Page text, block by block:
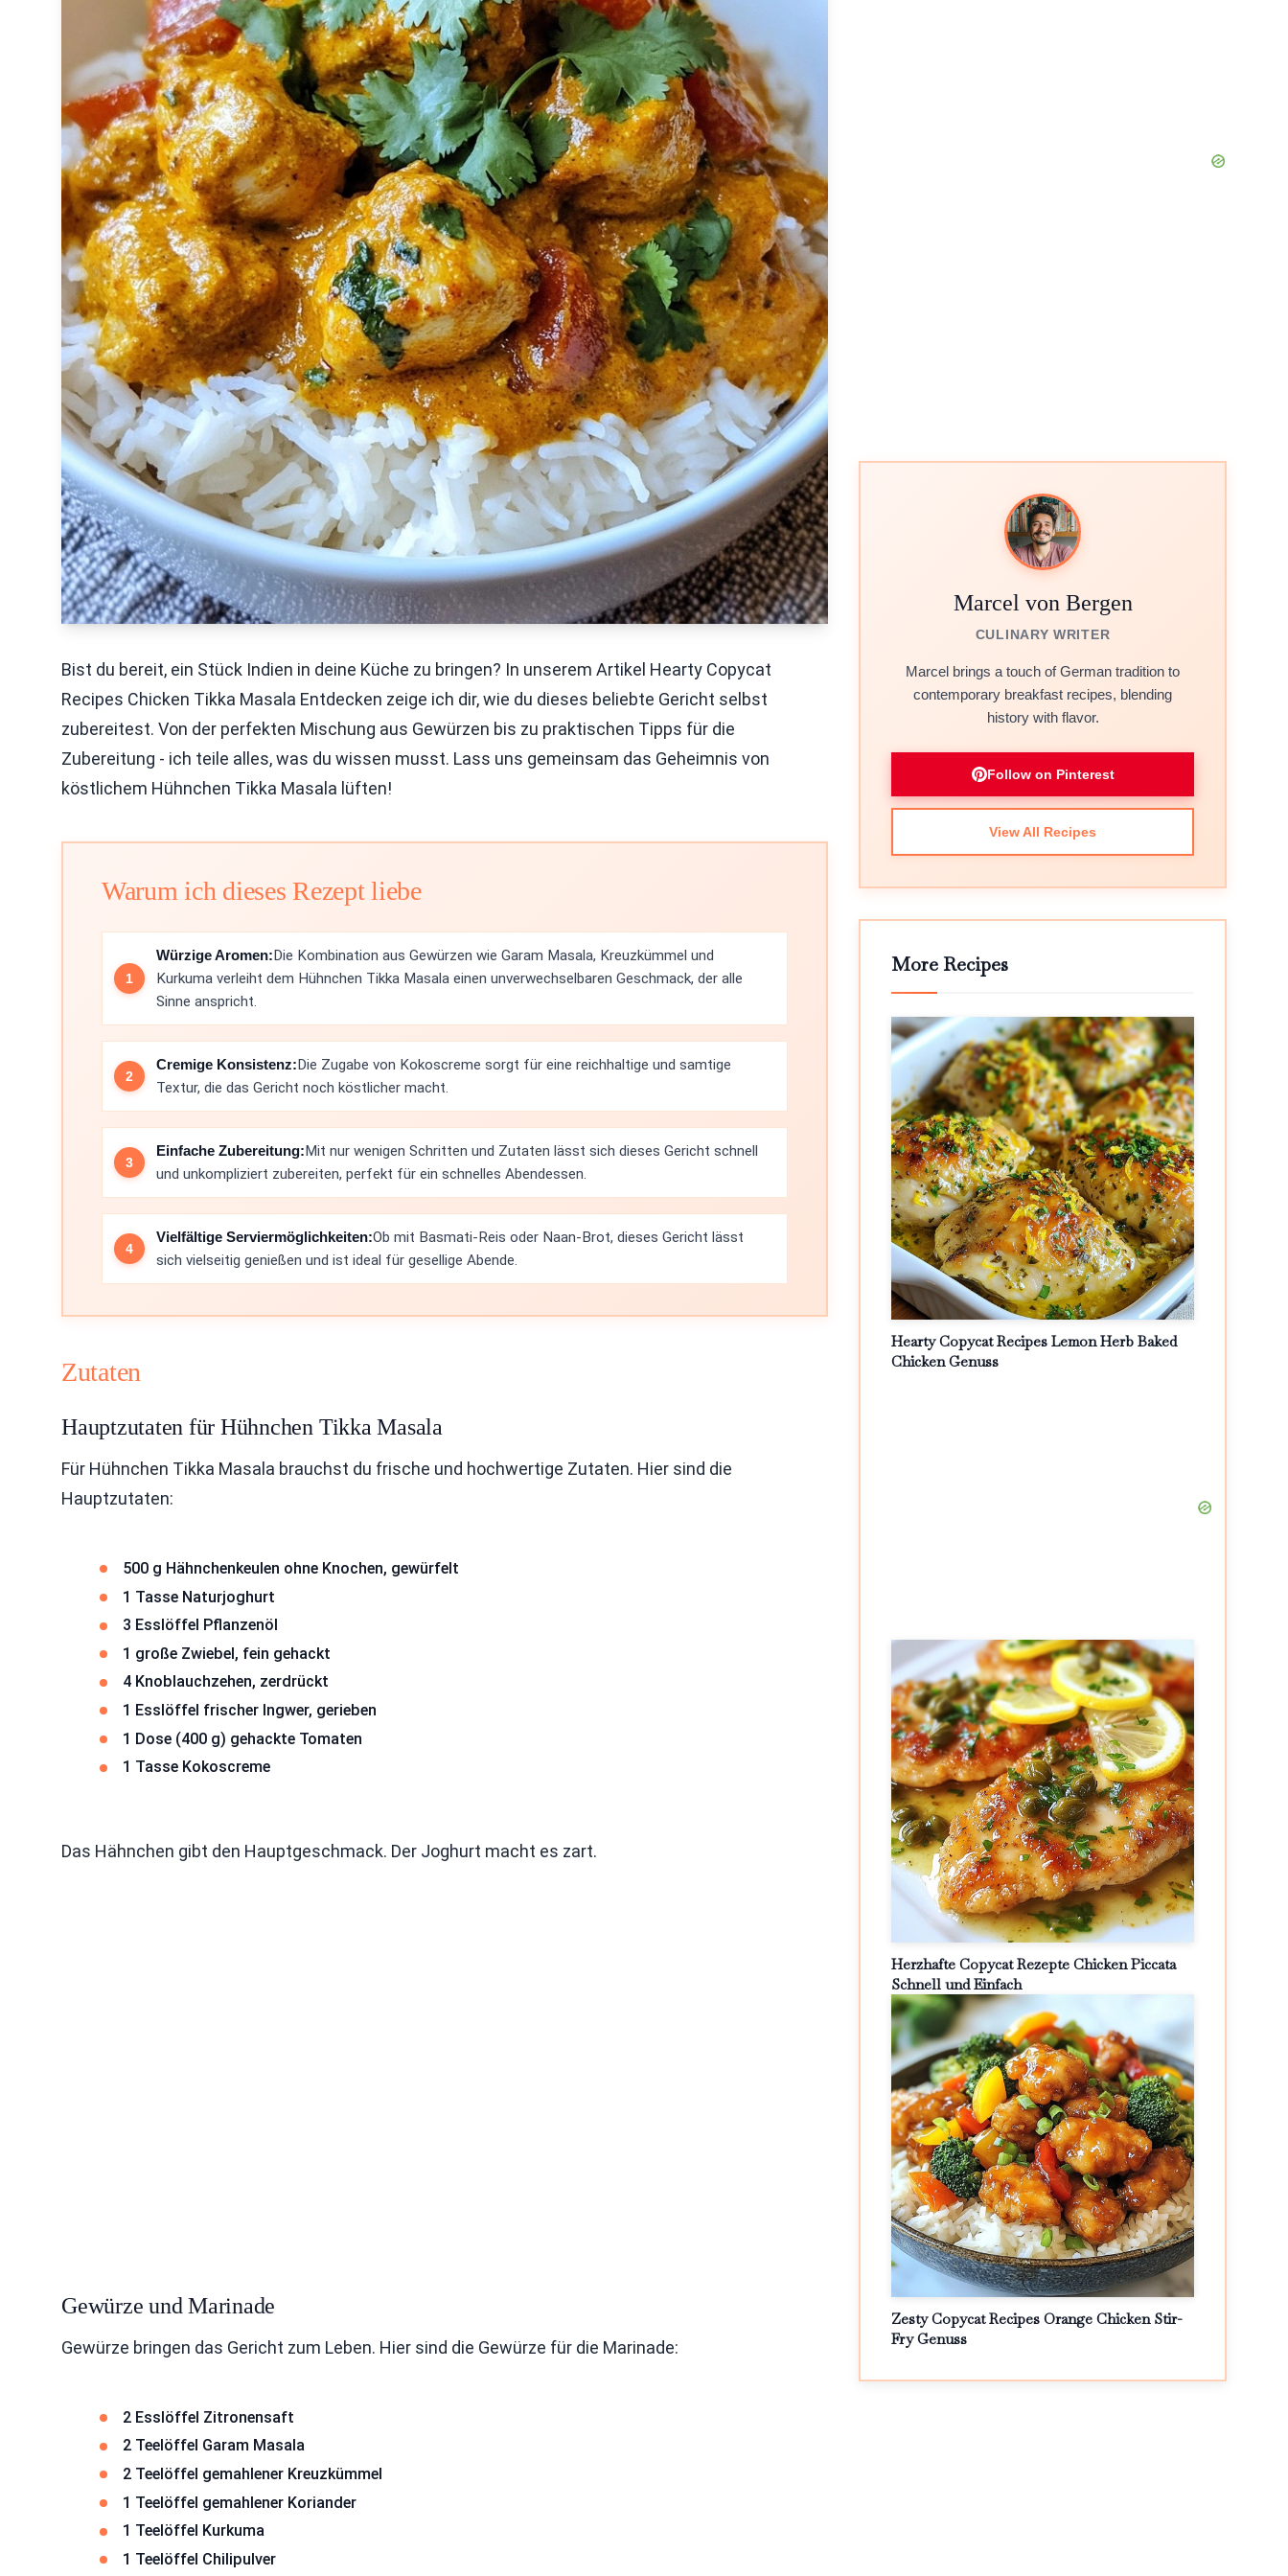
Bist du bereit, ein Stück Indien in deine Küche zu bringen? In unserem Artikel Hearty Copycat
Recipes Chicken Tikka Masala Entdecken zeige ich dir, wie du dieses beliebte Gericht selbst
zubereitest. Von der perfekten Mischung aus Gewürzen bis zu praktischen Tipps für die
Zubereitung - ich teile alles, was du wissen musst. Lass uns gemeinsam das Geheimnis von
köstlichem Hühnchen Tikka Masala lüften!
Warum ich dieses Rezept liebe
Würzige Aromen:Die Kombination aus Gewürzen wie Garam Masala, Kreuzkümmel und
Kurkuma verleiht dem Hühnchen Tikka Masala einen unverwechselbaren Geschmack, der alle
Sinne anspricht.
Cremige Konsistenz:Die Zugabe von Kokoscreme sorgt für eine reichhaltige und samtige
Textur, die das Gericht noch köstlicher macht.
Einfache Zubereitung:Mit nur wenigen Schritten und Zutaten lässt sich dieses Gericht schnell
und unkompliziert zubereiten, perfekt für ein schnelles Abendessen.
Vielfältige Serviermöglichkeiten:Ob mit Basmati-Reis oder Naan-Brot, dieses Gericht lässt
sich vielseitig genießen und ist ideal für gesellige Abende.
Zutaten
Hauptzutaten für Hühnchen Tikka Masala
Für Hühnchen Tikka Masala brauchst du frische und hochwertige Zutaten. Hier sind die
Hauptzutaten:
500 g Hähnchenkeulen ohne Knochen, gewürfelt
1 Tasse Naturjoghurt
3 Esslöffel Pflanzenöl
1 große Zwiebel, fein gehackt
4 Knoblauchzehen, zerdrückt
1 Esslöffel frischer Ingwer, gerieben
1 Dose (400 g) gehackte Tomaten
1 Tasse Kokoscreme
Das Hähnchen gibt den Hauptgeschmack. Der Joghurt macht es zart.
Gewürze und Marinade
Gewürze bringen das Gericht zum Leben. Hier sind die Gewürze für die Marinade:
2 Esslöffel Zitronensaft
2 Teelöffel Garam Masala
2 Teelöffel gemahlener Kreuzkümmel
1 Teelöffel gemahlener Koriander
1 Teelöffel Kurkuma
1 Teelöffel Chilipulver
Marcel von Bergen
CULINARY WRITER
Marcel brings a touch of German tradition to
contemporary breakfast recipes, blending
history with flavor.
Follow on Pinterest
View All Recipes
More Recipes
Hearty Copycat Recipes Lemon Herb Baked
Chicken Genuss
Herzhafte Copycat Rezepte Chicken Piccata
Schnell und Einfach
Zesty Copycat Recipes Orange Chicken Stir-
Fry Genuss